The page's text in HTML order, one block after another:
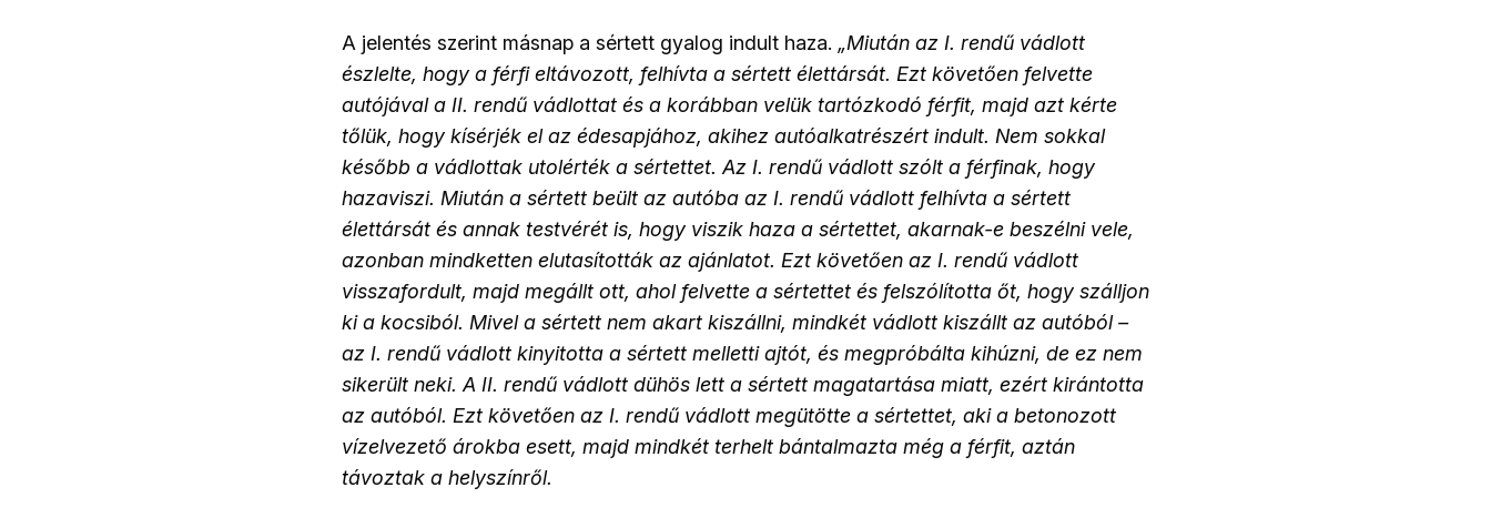
A jelentés szerint másnap a sértett gyalog indult haza. „Miután az I. rendű vádlott
észlelte, hogy a férfi eltávozott, felhívta a sértett élettársát. Ezt követően felvette
autójával a II. rendű vádlottat és a korábban velük tartózkodó férfit, majd azt kérte
tőlük, hogy kísérjék el az édesapjához, akihez autóalkatrészért indult. Nem sokkal
később a vádlottak utolérték a sértettet. Az I. rendű vádlott szólt a férfinak, hogy
hazaviszi. Miután a sértett beült az autóba az I. rendű vádlott felhívta a sértett
élettársát és annak testvérét is, hogy viszik haza a sértettet, akarnak-e beszélni vele,
azonban mindketten elutasították az ajánlatot. Ezt követően az I. rendű vádlott
visszafordult, majd megállt ott, ahol felvette a sértettet és felszólította őt, hogy szálljon
ki a kocsiból. Mivel a sértett nem akart kiszállni, mindkét vádlott kiszállt az autóból –
az I. rendű vádlott kinyitotta a sértett melletti ajtót, és megpróbálta kihúzni, de ez nem
sikerült neki. A II. rendű vádlott dühös lett a sértett magatartása miatt, ezért kirántotta
az autóból. Ezt követően az I. rendű vádlott megütötte a sértettet, aki a betonozott
vízelvezető árokba esett, majd mindkét terhelt bántalmazta még a férfit, aztán
távoztak a helyszínről.